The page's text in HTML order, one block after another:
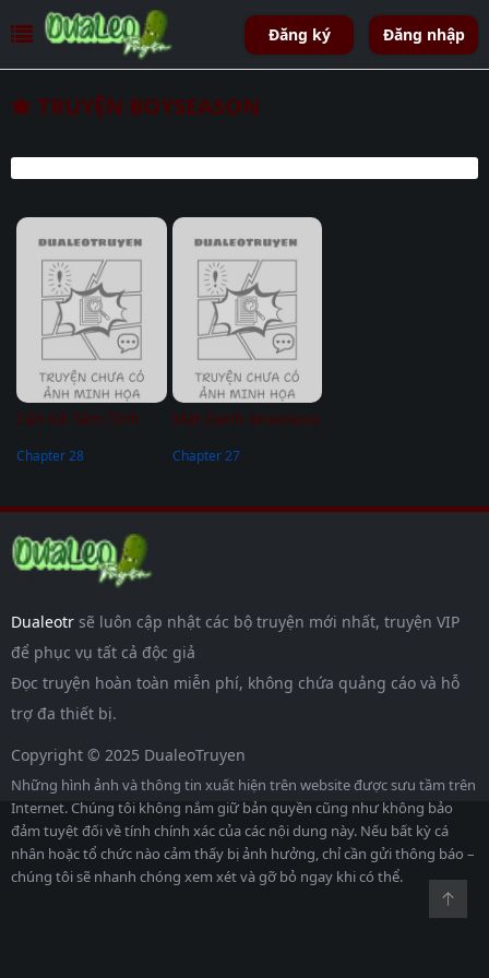
Đăng ký Đăng nhập
TRUYỆN BOYSEASON
Cận Kề Tâm Tình
Chapter 28
Mật Danh Anastasia
Chapter 27
Dualeotr sẽ luôn cập nhật các bộ truyện mới nhất, truyện VIP
để phục vụ tất cả độc giả
Đọc truyện hoàn toàn miễn phí, không chứa quảng cáo và hỗ
trợ đa thiết bị.
Copyright © 2025 DualeoTruyen
Những hình ảnh và thông tin xuất hiện trên website được sưu tầm trên
Internet. Chúng tôi không nắm giữ bản quyền cũng như không bảo
đảm tuyệt đối về tính chính xác của các nội dung này. Nếu bất kỳ cá
nhân hoặc tổ chức nào cảm thấy bị ảnh hưởng, chỉ cần gửi thông báo –
chúng tôi sẽ nhanh chóng xem xét và gỡ bỏ ngay khi có thể.